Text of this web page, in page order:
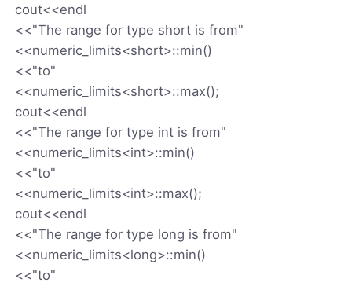
cout<<endl
<<"The range for type short is from"
<<numeric_limits<short>::min()
<<"to"
<<numeric_limits<short>::max();
cout<<endl
<<"The range for type int is from"
<<numeric_limits<int>::min()
<<"to"
<<numeric_limits<int>::max();
cout<<endl
<<"The range for type long is from"
<<numeric_limits<long>::min()
<<"to"